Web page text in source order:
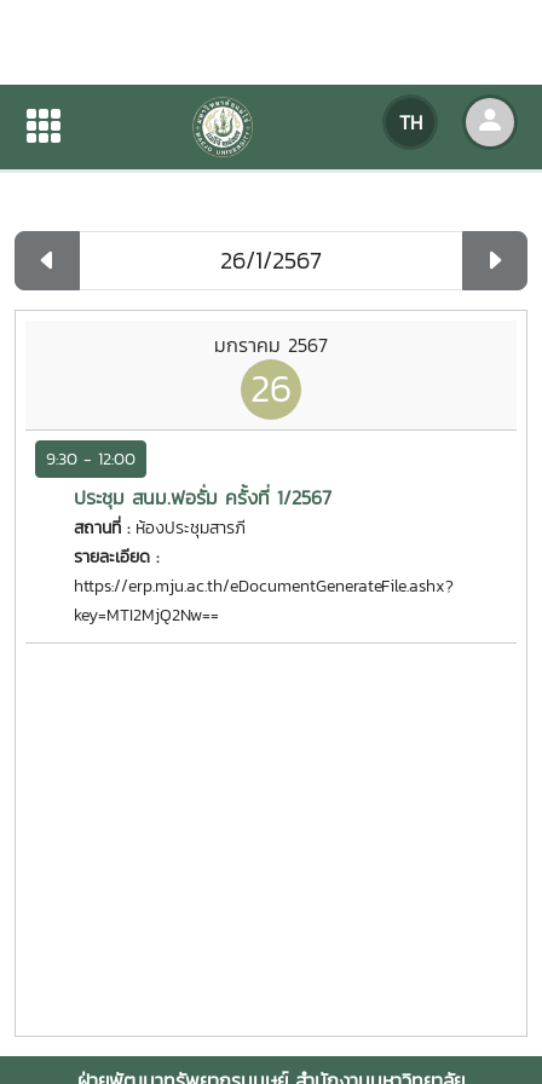
TH
ปฏิทินกิจกรรมของหน่วยงาน
ปฏิทินกิจกรรมของหน่วยงาน
มกราคม 2567
26
9:30 - 12:00
ประชุม สนม.ฟอรั่ม ครั้งที่ 1/2567
สถานที่ : ห้องประชุมสารภี
รายละเอียด :
https://erp.mju.ac.th/eDocumentGenerateFile.ashx?
key=MTI2MjQ2Nw==